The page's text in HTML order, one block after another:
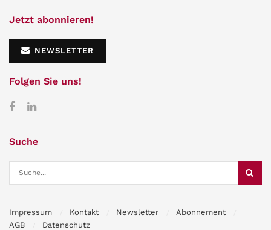
Jetzt abonnieren!
NEWSLETTER
Folgen Sie uns!
Suche
Impressum Kontakt Newsletter
Abonnement
AGB
Datenschutz